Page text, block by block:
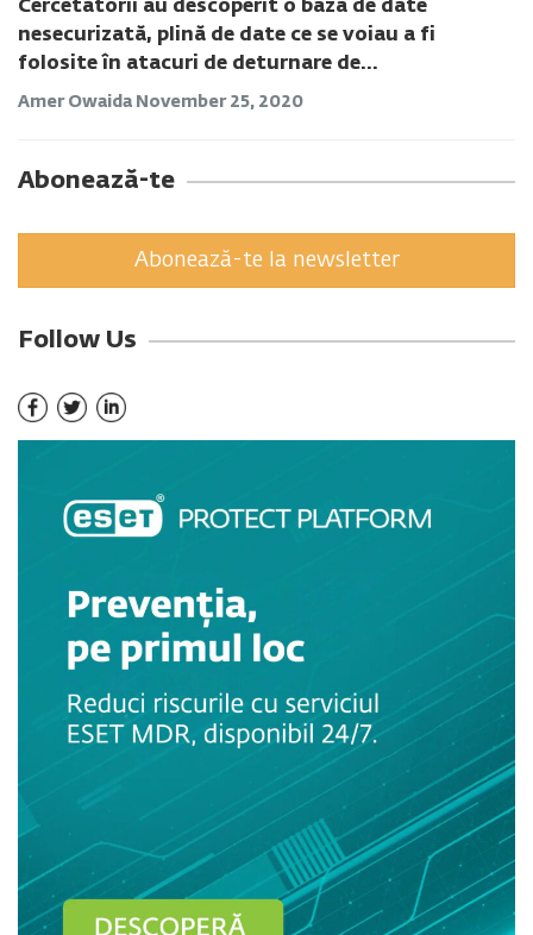
Cercetătorii au descoperit o bază de date
nesecurizată, plină de date ce se voiau a fi
folosite în atacuri de deturnare de...
Amer Owaida November 25, 2020
Abonează-te
Abonează-te la newsletter
Follow Us